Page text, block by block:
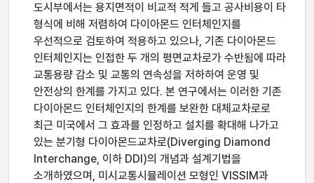
도시부에서는 용지면적이 비교적 적게 들고 공사비용이 타
형식에 비해 저렴하여 다이아몬드 인터체인지를
우선적으로 검토하여 적용하고 있으나, 기존 다이아몬드
인터체인지는 인접한 두 개의 평면교차로가 수반됨에 따라
교통용량 감소 및 교통의 연속성을 저하하여 운영 및
안전상의 한계를 가지고 있다. 본 연구에서는 이러한 기존
다이아몬드 인터체인지의 한계를 보완한 대체교차로로
최근 미국에서 그 효과를 인정하고 설치를 확대해 나가고
있는 분기형 다이아몬드교차로(Diverging Diamond
Interchange, 이하 DDI)의 개념과 설계기법을
소개하였으며, 미시교통시뮬레이션 모형인 VISSIM과